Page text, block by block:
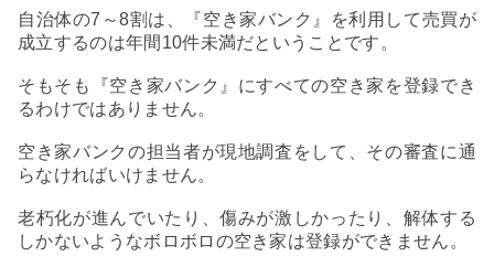
自治体の7～8割は、『空き家バンク』を利用して売買が
成立するのは年間10件未満だということです。
そもそも『空き家バンク』にすべての空き家を登録でき
るわけではありません。
空き家バンクの担当者が現地調査をして、その審査に通
らなければいけません。
老朽化が進んでいたり、傷みが激しかったり、解体する
しかないようなボロボロの空き家は登録ができません。